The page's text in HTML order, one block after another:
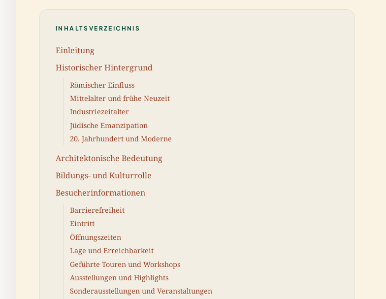
INHALTSVERZEICHNIS
Einleitung
Historischer Hintergrund
Römischer Einfluss
Mittelalter und frühe Neuzeit
Industriezeitalter
Jüdische Emanzipation
20. Jahrhundert und Moderne
Architektonische Bedeutung
Bildungs- und Kulturrolle
Besucherinformationen
Barrierefreiheit
Eintritt
Öffnungszeiten
Lage und Erreichbarkeit
Geführte Touren und Workshops
Ausstellungen und Highlights
Sonderausstellungen und Veranstaltungen